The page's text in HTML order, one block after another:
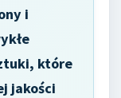
i
które
jakości